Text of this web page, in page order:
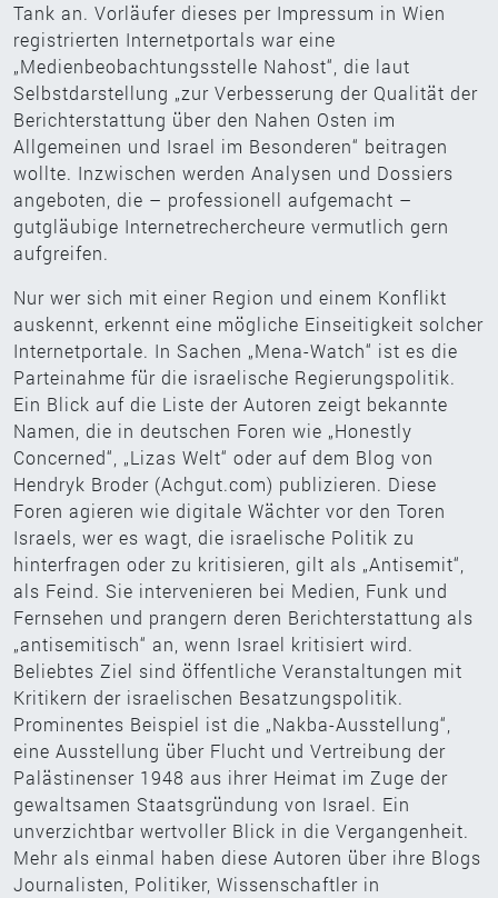
Tank an. Vorläufer dieses per Impressum in Wien
registrierten Internetportals war eine
„Medienbeobachtungsstelle Nahost“, die laut
Selbstdarstellung „zur Verbesserung der Qualität der
Berichterstattung über den Nahen Osten im
Allgemeinen und Israel im Besonderen“ beitragen
wollte. Inzwischen werden Analysen und Dossiers
angeboten, die – professionell aufgemacht –
gutgläubige Internetrechercheure vermutlich gern
aufgreifen.
Nur wer sich mit einer Region und einem Konflikt
auskennt, erkennt eine mögliche Einseitigkeit solcher
Internetportale. In Sachen „Mena-Watch“ ist es die
Parteinahme für die israelische Regierungspolitik.
Ein Blick auf die Liste der Autoren zeigt bekannte
Namen, die in deutschen Foren wie „Honestly
Concerned“, „Lizas Welt“ oder auf dem Blog von
Hendryk Broder (Achgut.com) publizieren. Diese
Foren agieren wie digitale Wächter vor den Toren
Israels, wer es wagt, die israelische Politik zu
hinterfragen oder zu kritisieren, gilt als „Antisemit“,
als Feind. Sie intervenieren bei Medien, Funk und
Fernsehen und prangern deren Berichterstattung als
„antisemitisch“ an, wenn Israel kritisiert wird.
Beliebtes Ziel sind öffentliche Veranstaltungen mit
Kritikern der israelischen Besatzungspolitik.
Prominentes Beispiel ist die „Nakba-Ausstellung“,
eine Ausstellung über Flucht und Vertreibung der
Palästinenser 1948 aus ihrer Heimat im Zuge der
gewaltsamen Staatsgründung von Israel. Ein
unverzichtbar wertvoller Blick in die Vergangenheit.
Mehr als einmal haben diese Autoren über ihre Blogs
Journalisten, Politiker, Wissenschaftler in